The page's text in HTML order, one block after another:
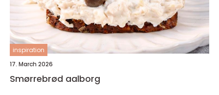
inspiration
17. March 2026
Smørrebrød aalborg